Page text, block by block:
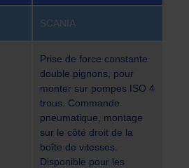
SCANIA
Prise de force constante
double pignons, pour
monter sur pompes ISO 4
trous. Commande
pneumatique, montage
sur le côté droit de la
boîte de vitesses.
Disponible pour les